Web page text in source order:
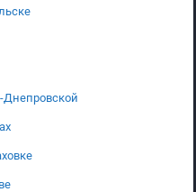
Днепровской